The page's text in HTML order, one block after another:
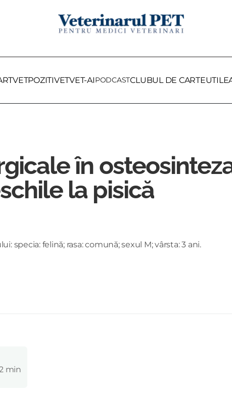
POZITIVETVET-AIPODCASTCLUBUL DE CARTEUTILE
în
la pisică
specia: felină; rasa: comună; sexul M; vârsta: 3 ani.
min